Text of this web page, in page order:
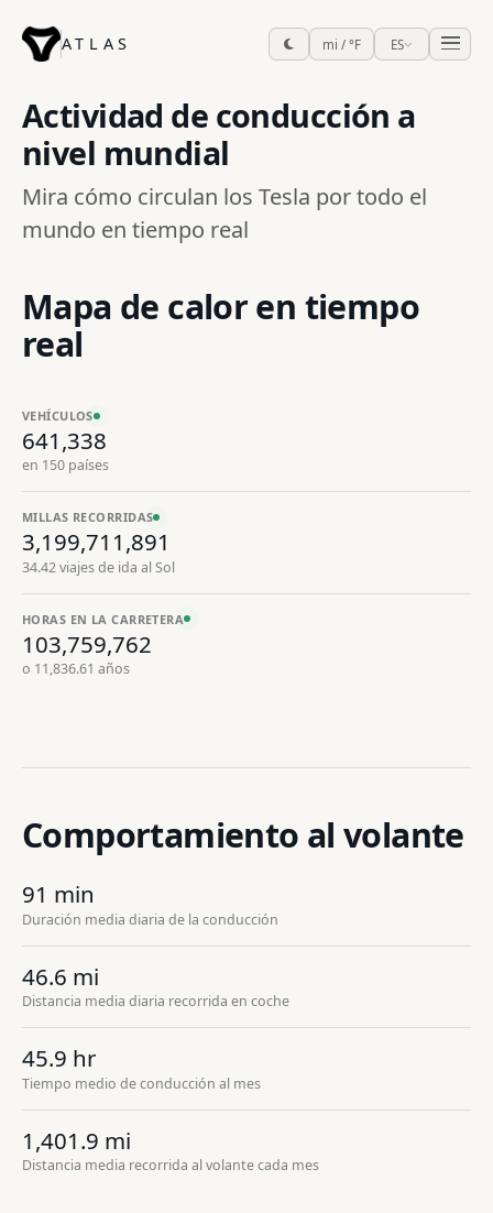
ATLAS mi / °F ES
Actividad de conducción a
nivel mundial
Mira cómo circulan los Tesla por todo el
mundo en tiempo real
Mapa de calor en tiempo
real
VEHÍCULOS
641,338
en 150 países
MILLAS RECORRIDAS
3,199,711,902
34.42viajes de ida al Sol
HORAS EN LA CARRETERA
103,759,763
o 11,836.61 años
Comportamiento al volante
91 min
Duración media diaria de la conducción
46.6 mi
Distancia media diaria recorrida en coche
45.9 hr
Tiempo medio de conducción al mes
1,401.9 mi
Distancia media recorrida al volante cada mes